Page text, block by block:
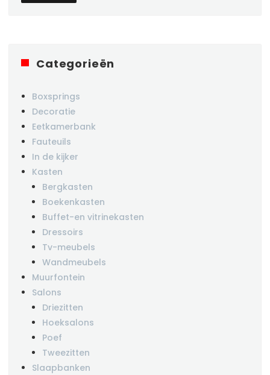
Categorieën
Boxsprings
Decoratie
Eetkamerbank
Fauteuils
In de kijker
Kasten
Bergkasten
Boekenkasten
Buffet-en vitrinekasten
Dressoirs
Tv-meubels
Wandmeubels
Muurfontein
Salons
Driezitten
Hoeksalons
Poef
Tweezitten
Slaapbanken